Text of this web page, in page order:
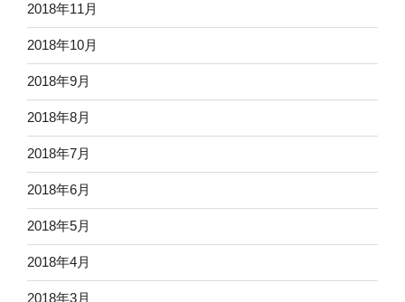
2018年11月
2018年10月
2018年9月
2018年8月
2018年7月
2018年6月
2018年5月
2018年4月
2018年3月